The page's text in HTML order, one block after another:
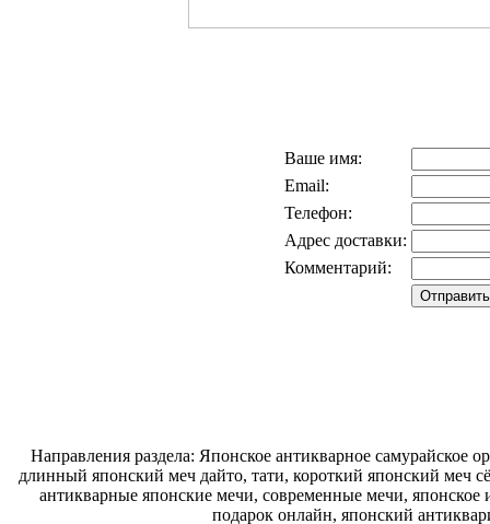
Ваше имя:
Email:
Телефон:
Адрес доставки:
Комментарий:
Направления раздела: Японское антикварное самурайское
длинный японский меч дайто, тати, короткий японский меч
антикварные японские мечи, современные мечи, японское
подарок онлайн, японский